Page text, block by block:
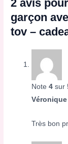
2 avis pour
garçon
tov –
Note4 sur
Très bon